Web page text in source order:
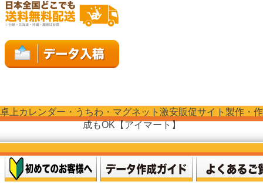
卓上カレンダー・うちわ・マグネット激安販促サイト製作・作
成もOK【アイマート】